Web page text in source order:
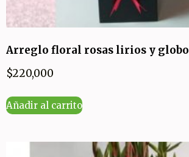
Arreglo floral rosas lirios y globo
$220,000
Añadir al carrito